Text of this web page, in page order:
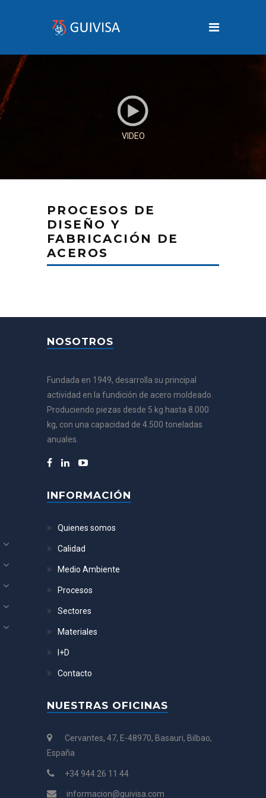
VIDEO
PROCESOS DE
DISEÑO Y
FABRICACIÓN DE
ACEROS
NOSOTROS
Fundada en 1949, desarrolla su principal
actividad en la fundición de acero moldeado.
Produciendo piezas desde 5 kg hasta 8.000
kg, con una capacidad de 4.500 toneladas
anuales.
INFORMACIÓN
Quienes somos
Calidad
Medio Ambiente
Procesos
Sectores
Materiales
I+D
Contacto
NUESTRAS OFICINAS
Cervantes, 47, E-48970, Basauri, Bilbao,
España
+34 944 26 11 44
informacion@guivisa.com